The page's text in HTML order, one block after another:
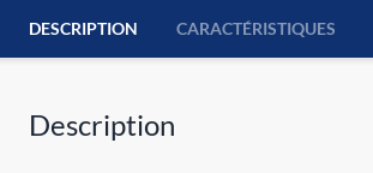
DESCRIPTION CARACTÉRISTIQUES
Description